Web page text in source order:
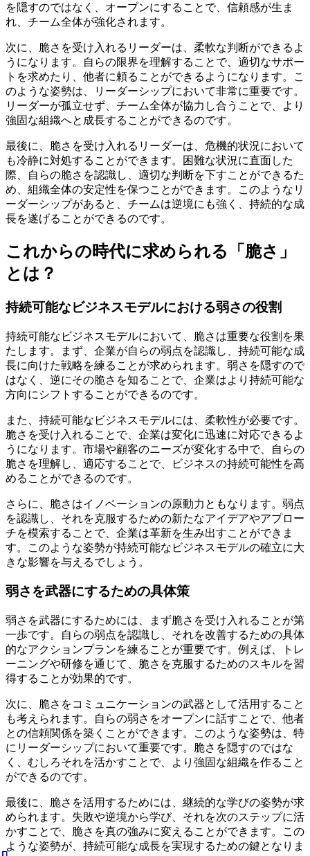
を隠すのではなく、オープンにすることで、信頼感が生ま
れ、チーム全体が強化されます。
次に、脆さを受け入れるリーダーは、柔軟な判断ができるよ
うになります。自らの限界を理解することで、適切なサポー
トを求めたり、他者に頼ることができるようになります。こ
のような姿勢は、リーダーシップにおいて非常に重要です。
リーダーが孤立せず、チーム全体が協力し合うことで、より
強固な組織へと成長することができるのです。
最後に、脆さを受け入れるリーダーは、危機的状況において
も冷静に対処することができます。困難な状況に直面した
際、自らの脆さを認識し、適切な判断を下すことができるた
め、組織全体の安定性を保つことができます。このようなリ
ーダーシップがあると、チームは逆境にも強く、持続的な成
長を遂げることができるのです。
これからの時代に求められる「脆さ」
とは？
持続可能なビジネスモデルにおける弱さの役割
持続可能なビジネスモデルにおいて、脆さは重要な役割を果
たします。まず、企業が自らの弱点を認識し、持続可能な成
長に向けた戦略を練ることが求められます。弱さを隠すので
はなく、逆にその脆さを知ることで、企業はより持続可能な
方向にシフトすることができるのです。
また、持続可能なビジネスモデルには、柔軟性が必要です。
脆さを受け入れることで、企業は変化に迅速に対応できるよ
うになります。市場や顧客のニーズが変化する中で、自らの
脆さを理解し、適応することで、ビジネスの持続可能性を高
めることができるのです。
さらに、脆さはイノベーションの原動力ともなります。弱点
を認識し、それを克服するための新たなアイデアやアプロー
チを模索することで、企業は革新を生み出すことができま
す。このような姿勢が持続可能なビジネスモデルの確立に大
きな影響を与えるでしょう。
弱さを武器にするための具体策
弱さを武器にするためには、まず脆さを受け入れることが第
一歩です。自らの弱点を認識し、それを改善するための具体
的なアクションプランを練ることが重要です。例えば、トレ
ーニングや研修を通じて、脆さを克服するためのスキルを習
得することが効果的です。
次に、脆さをコミュニケーションの武器として活用すること
も考えられます。自らの弱さをオープンに話すことで、他者
との信頼関係を築くことができます。このような姿勢は、特
にリーダーシップにおいて重要です。脆さを隠すのではな
く、むしろそれを活かすことで、より強固な組織を作ること
ができるのです。
最後に、脆さを活用するためには、継続的な学びの姿勢が求
められます。失敗や逆境から学び、それを次のステップに活
かすことで、脆さを真の強みに変えることができます。この
ような姿勢が、持続可能な成長を実現するための鍵となりま